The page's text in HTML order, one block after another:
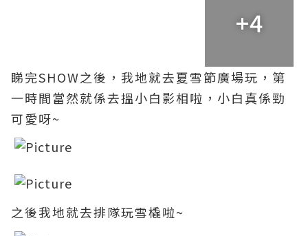
+4
睇完SHOW之後，我地就去夏雪節廣場玩 ，第
一時間當然就係去搵小白影相啦 ，小白真係勁
可愛呀~
之後我地就去排隊玩雪橇啦~